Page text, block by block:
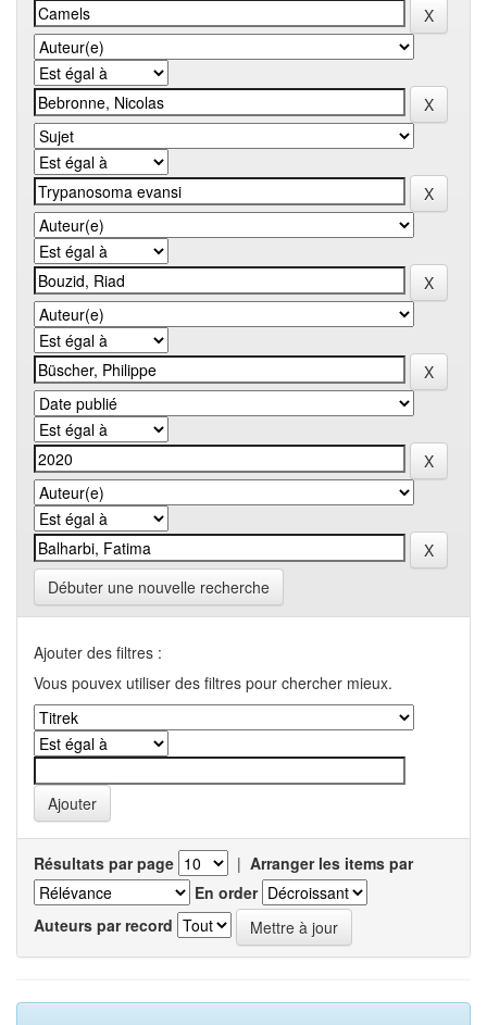
Débuter une nouvelle recherche
Ajouter des filtres :
Vous pouvex utiliser des filtres pour chercher mieux.
Résultats par page | Arranger les items par
En order
Auteurs par record